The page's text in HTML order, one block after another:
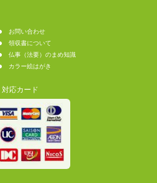
お問い合わせ
領収書について
仏事（法要）のまめ知識
カラー絵はがき
対応カード